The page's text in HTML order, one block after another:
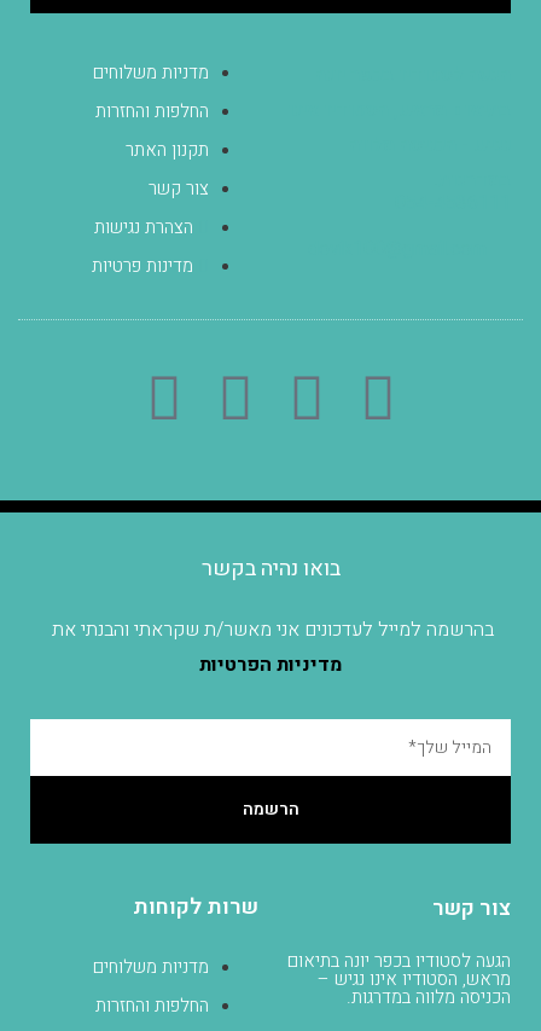
מדניות משלוחים
החלפות והחזרות
תקנון האתר
צור קשר
הצהרת נגישות
מדינות פרטיות
שרות לקוחות
מדניות משלוחים
החלפות והחזרות
צור קשר
הגעה לסטודיו בכפר יונה בתיאום
מראש, הסטודיו אינו נגיש –
הכניסה מלווה במדרגות.
בואו נהיה בקשר
בהרשמה למייל לעדכונים אני מאשר/ת שקראתי והבנתי את
מדיניות הפרטיות
הרשמה